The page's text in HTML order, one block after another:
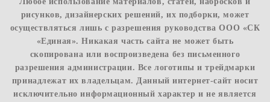
рисунков, дизайнерских решений, их подборки, может
осуществляться лишь с разрешения руководства ООО «СК
«Единая». Никакая часть сайта не может быть
скопирована или воспроизведена без письменного
разрешения администрации. Все логотипы и трейдмарки
принадлежат их владельцам. Данный интернет-сайт носит
исключительно информационный характер и не является